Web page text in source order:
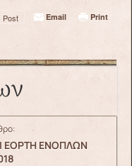
Post Email Print
ΕΟΡΤΗ ΕΝΟΠΛΩΝ